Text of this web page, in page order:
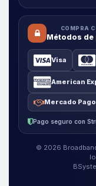
COMPRA
Métodos
Visa
American
Mercado Pago
Pago seguro con
© 2026